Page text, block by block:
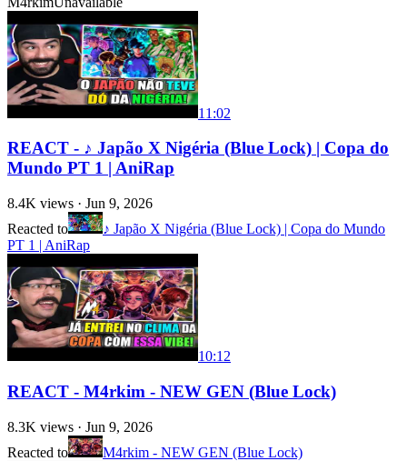
11:02
REACT - ♪ Japão X Nigéria (Blue Lock) | Copa do
Mundo PT 1 | AniRap
8.4K views · Jun 9, 2026
Reacted to
♪ Japão X Nigéria (Blue Lock) | Copa do Mundo
PT 1 | AniRap
10:12
REACT - M4rkim - NEW GEN (Blue Lock)
8.3K views · Jun 9, 2026
Reacted to
M4rkim - NEW GEN (Blue Lock)